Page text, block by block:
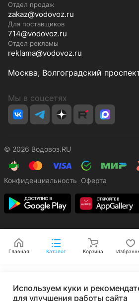
Отдел продаж
zakaz@vodovoz.ru
Для поставщиков
714@vodovoz.ru
Отдел рекламы
reklama@vodovoz.ru
Москва, Волгоградский
Мы в соцсетях
© 2026 Водовоз.RU
Конфиденциальность Оферта
Главная Каталог Корзина
Используем куки и
для улучшения работы сайта